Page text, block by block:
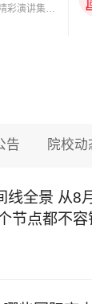
告 院校动
线全景 从8
节点都不容